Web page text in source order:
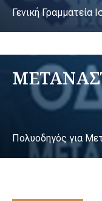
Γενική Γραμματεία
Πολυοδηγός για